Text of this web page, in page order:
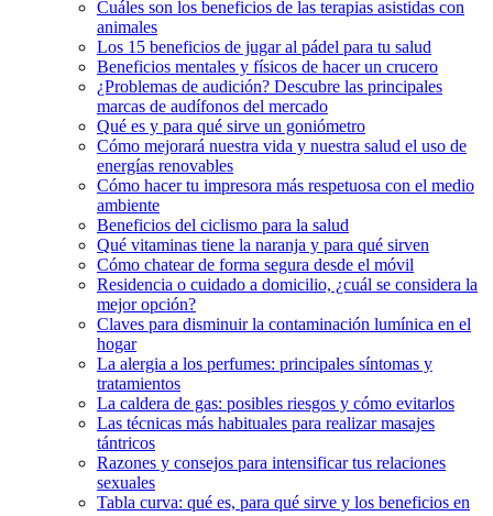
Cuáles son los beneficios de las terapias asistidas con
animales
Los 15 beneficios de jugar al pádel para tu salud
Beneficios mentales y físicos de hacer un crucero
¿Problemas de audición? Descubre las principales
marcas de audífonos del mercado
Qué es y para qué sirve un goniómetro
Cómo mejorará nuestra vida y nuestra salud el uso de
energías renovables
Cómo hacer tu impresora más respetuosa con el medio
ambiente
Beneficios del ciclismo para la salud
Qué vitaminas tiene la naranja y para qué sirven
Cómo chatear de forma segura desde el móvil
Residencia o cuidado a domicilio, ¿cuál se considera la
mejor opción?
Claves para disminuir la contaminación lumínica en el
hogar
La alergia a los perfumes: principales síntomas y
tratamientos
La caldera de gas: posibles riesgos y cómo evitarlos
Las técnicas más habituales para realizar masajes
tántricos
Razones y consejos para intensificar tus relaciones
sexuales
Tabla curva: qué es, para qué sirve y los beneficios en